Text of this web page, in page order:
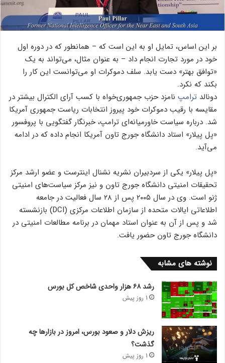
بر این اساس، تمایل او به این است که – همانطور که در دوره اول
خود در مورد تجارت انجام داد – به عنوان مثال، می‌تواند به یک
«توافق بهتر» دست یابد. سلف دموکرات او می‌توانست این کار را
بکند که نکرد.
دونالد ترامپ نامزد حزب جمهوری‌خواه با کسب آرای الکترال بیشتر در
مقایسه با رقیب دموکرات خود پیروز انتخابات ریاست جمهوری آمریکا
شد. درباره سیاست خاورمیانه‌ای ترامپ، خبرنگار گفتگویی با پروفسور
«پل پیلار» استاد دانشگاه جورج تاون آمریکا انجام داده که در ادامه
می‌آید.
«پل پیلار» یکی از سردبیران نشریه نشنال اینترست و عضو ارشد مرکز
تحقیقات امنیتی دانشگاه جورج تاون و نیز مرکز سیاست‌های امنیتی
ژنو است. وی در سال ۲۰۰۵ پس از ۲۸ سال فعالیت در جامعه
اطلاعاتی ایالات متحده از سازمان اطلاعات مرکزی (DCI) بازنشسته
شد و پس از آن به عنوان استاد مهمان در برنامه مطالعات امنیتی در
دانشگاه جورج تاون حضور یافت.
نوشته های مشابه
رشد ۶۸ هزار واحدی شاخص کل بورس
1 روز پیش
ریزش دلار و صعود بورس، امروز در بازارها چه
گذشت؟
1 روز پیش